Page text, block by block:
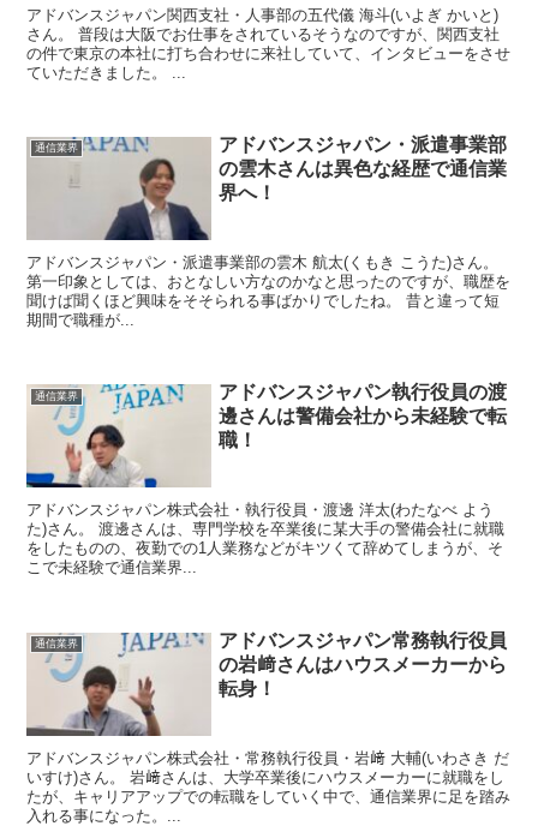
アドバンスジャパン関西支社・人事部の五代儀 海斗(いよぎ かいと)
さん。 普段は大阪でお仕事をされているそうなのですが、関西支社
の件で東京の本社に打ち合わせに来社していて、インタビューをさせ
ていただきました。 ...
通信業界
アドバンスジャパン・派遣事業部
の雲木さんは異色な経歴で通信業
界へ！
アドバンスジャパン・派遣事業部の雲木 航太(くもき こうた)さん。
第一印象としては、おとなしい方なのかなと思ったのですが、職歴を
聞けば聞くほど興味をそそられる事ばかりでしたね。 昔と違って短
期間で職種が...
通信業界
アドバンスジャパン執行役員の渡
邊さんは警備会社から未経験で転
職！
アドバンスジャパン株式会社・執行役員・渡邊 洋太(わたなべ よう
た)さん。 渡邊さんは、専門学校を卒業後に某大手の警備会社に就職
をしたものの、夜勤での1人業務などがキツくて辞めてしまうが、そ
こで未経験で通信業界...
通信業界
アドバンスジャパン常務執行役員
の岩﨑さんはハウスメーカーから
転身！
アドバンスジャパン株式会社・常務執行役員・岩﨑 大輔(いわさき だ
いすけ)さん。 岩﨑さんは、大学卒業後にハウスメーカーに就職をし
たが、キャリアアップでの転職をしていく中で、通信業界に足を踏み
入れる事になった。...